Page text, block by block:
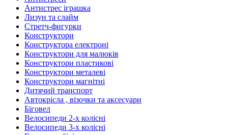
Антистрес іграшка
Лизун та слайм
Стретч-фигурки
Конструктори
Конструктора електроні
Конструктори для малюків
Конструктори пластикові
Конструктори металеві
Конструктори магнітні
Дитячий транспорт
Автокрісла , візочки та аксесуари
Біговел
Велосипеди 2-х колісні
Велосипеди 3-х колісні